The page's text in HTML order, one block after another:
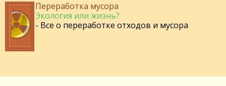
Переработка мусора
Экология или жизнь?
- Все о переработке отходов и мусора